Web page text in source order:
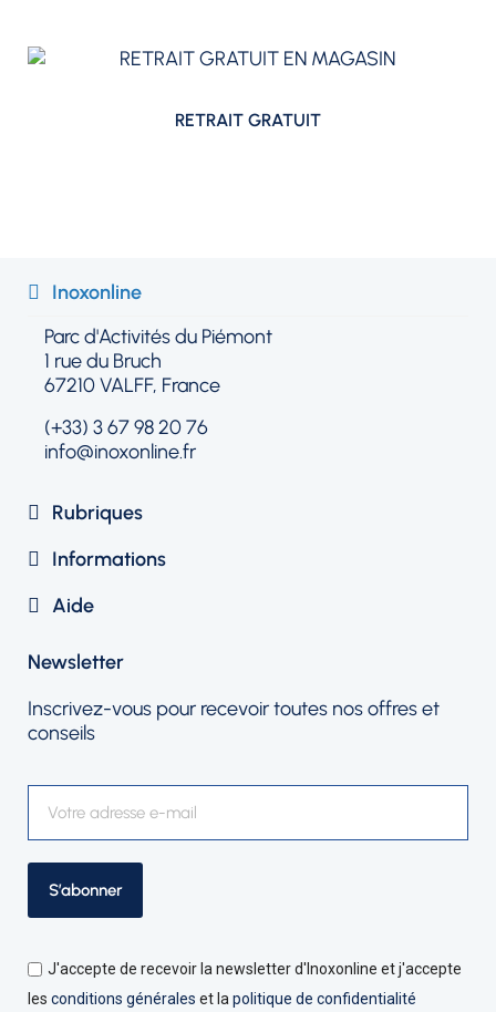
RETRAIT GRATUIT
Inoxonline​
Parc d'Activités du Piémont
1 rue du Bruch
67210 VALFF, France
(+33) 3 67 98 20 76
info@inoxonline.fr
Rubriques​
Informations
Aide
Newsletter​
Inscrivez-vous pour recevoir toutes nos offres et
conseils
S’abonner
J'accepte de recevoir la newsletter d'Inoxonline et j'accepte
les conditions générales et la politique de confidentialité